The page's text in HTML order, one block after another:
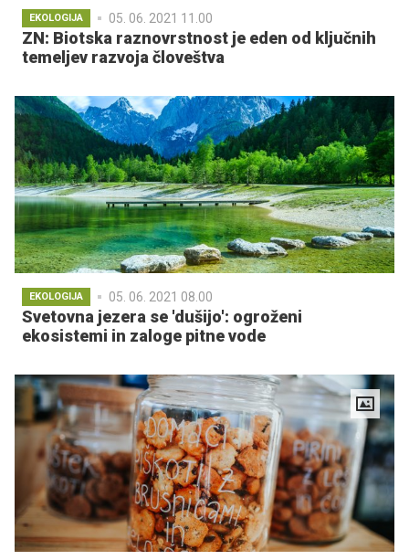
EKOLOGIJA 05. 06. 2021 11.00
ZN: Biotska raznovrstnost je eden od ključnih
temeljev razvoja človeštva
EKOLOGIJA 05. 06. 2021 08.00
Svetovna jezera se 'dušijo': ogroženi
ekosistemi in zaloge pitne vode